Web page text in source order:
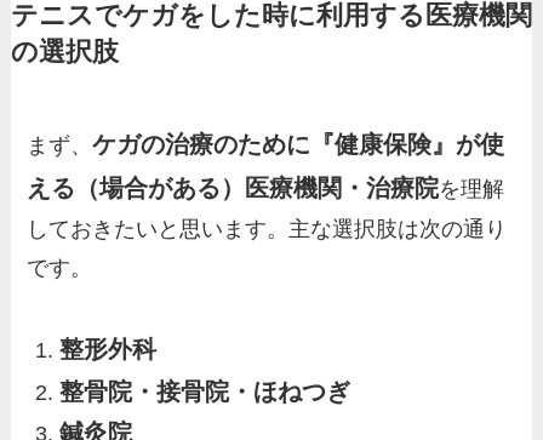
テニスでケガをした時に利用する医療機関
の選択肢
まず、ケガの治療のために『健康保険』が使
える（場合がある）医療機関・治療院を理解
しておきたいと思います。主な選択肢は次の通り
です。
整形外科
整骨院・接骨院・ほねつぎ
鍼灸院